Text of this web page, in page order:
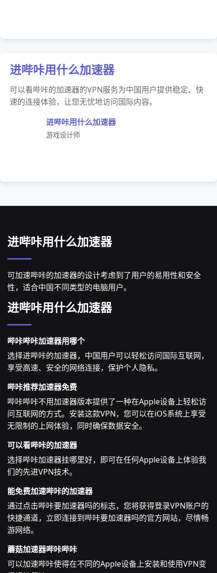
进哔咔用什么加速器
可以看哔咔的加速器的VPN服务为中国用户提供稳定、快
速的连接体验，让您无忧地访问国际内容。
进哔咔用什么加速器
游戏设计师
进哔咔用什么加速器
可加速哔咔的加速器的设计考虑到了用户的易用性和安全
性，适合中国不同类型的电脑用户。
进哔咔用什么加速器
哔咔哔咔加速器用哪个
选择进哔咔的加速器，中国用户可以轻松访问国际互联网，
享受高速、安全的网络连接，保护个人隐私。
哔咔推荐加速器免费
哔咔哔咔不用加速器版本提供了一种在Apple设备上轻松访
问互联网的方式。安装这款VPN，您可以在iOS系统上享受
无限制的上网体验，同时确保数据安全。
可以看哔咔的加速器
选择哔咔加速器挂哪里好，即可在任何Apple设备上体验我
们的先进VPN技术。
能免费加速哔咔的加速器
通过点击哔咔要加速器吗的标志，您将获得登录VPN账户的
快捷通道，立即连接到哔咔要加速器吗的官方网站，尽情畅
游网络。
蘑菇加速器哔咔哔咔
可以加速哔咔使得在不同的Apple设备上安装和使用VPN变